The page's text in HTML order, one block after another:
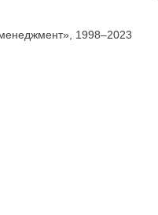
1998–2023